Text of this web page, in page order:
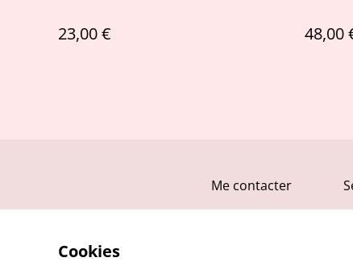
23,00 € 48,00
Me contacter
Cookies